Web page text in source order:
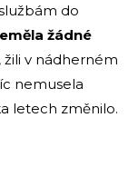
do
žádné
žili v nádherném
nemusela
letech změnilo.